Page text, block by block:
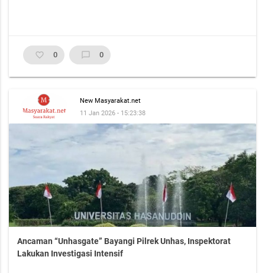
favorite_border 0 chat_bubble_outline 0
New Masyarakat.net
11 Jan 2026 - 15:23:38
Ancaman “Unhasgate” Bayangi Pilrek Unhas, Inspektorat
Lakukan Investigasi Intensif